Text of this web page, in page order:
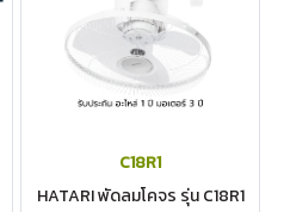
C18R1
HATARI พัดลมโคจร รุ่น C18R1